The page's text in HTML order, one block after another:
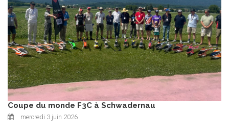
Coupe du monde F3C à Schwadernau
mercredi 3 juin 2026